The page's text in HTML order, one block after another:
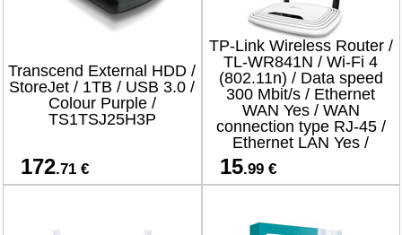
Transcend External HDD /
StoreJet / 1TB / USB 3.0 /
Colour Purple /
TS1TSJ25H3P
172.71 €
TP-Link Wireless Router /
TL-WR841N / Wi-Fi 4
(802.11n) / Data speed
300 Mbit/s / Ethernet
WAN Yes / WAN
connection type RJ-45 /
Ethernet LAN Yes /
4xLAN ports
15.99 €